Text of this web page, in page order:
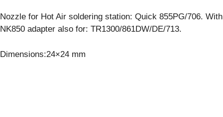
Nozzle for Hot Air soldering station: Quick 855PG/706. With
NK850 adapter also for: TR1300/861DW/DE/713.
Dimensions:24×24 mm